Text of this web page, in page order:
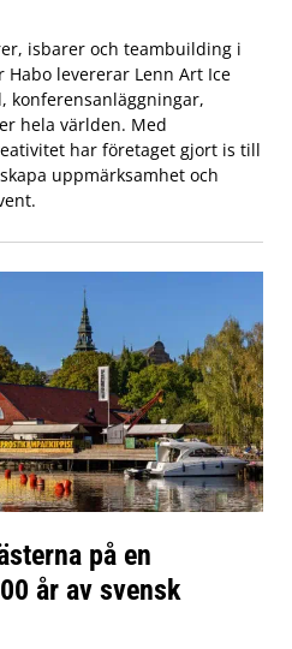
isbarer och teambuilding i
levererar Lenn Art Ice
konferensanläggningar,
hela världen. Med
har företaget gjort is till
uppmärksamhet och
på en
år av svensk